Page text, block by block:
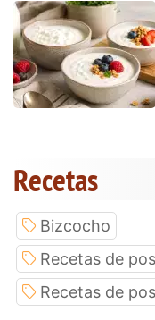
Recetas
Bizcocho
Recetas de
Recetas de